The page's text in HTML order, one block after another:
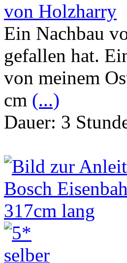
von Holzharry
Ein Nachbau
gefallen hat.
von meinem
cm (...)
Dauer: 3